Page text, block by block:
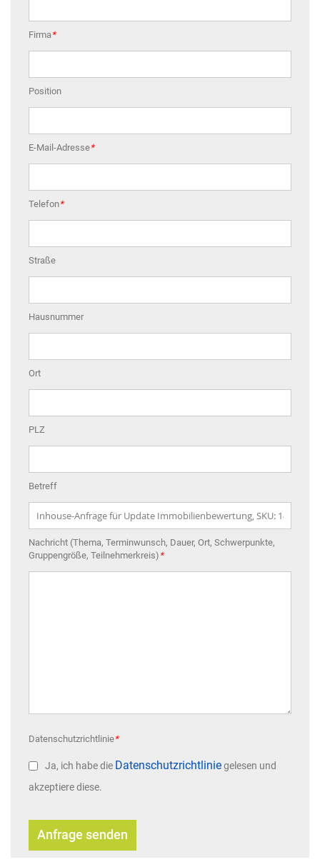
Firma *
Position
E-Mail-Adresse*
Telefon*
Straße
Hausnummer
Ort
PLZ
Betreff
Nachricht (Thema, Terminwunsch, Dauer, Ort, Schwerpunkte,
Gruppengröße, Teilnehmerkreis) *
Datenschutzrichtlinie*
Ja, ich habe die Datenschutzrichtliniegelesen und
akzeptiere diese.
Anfrage senden